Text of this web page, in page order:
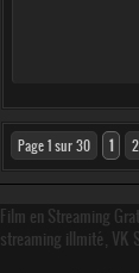
Page 1 sur 30 1 2
Film en Streaming
streaming illmité, VK